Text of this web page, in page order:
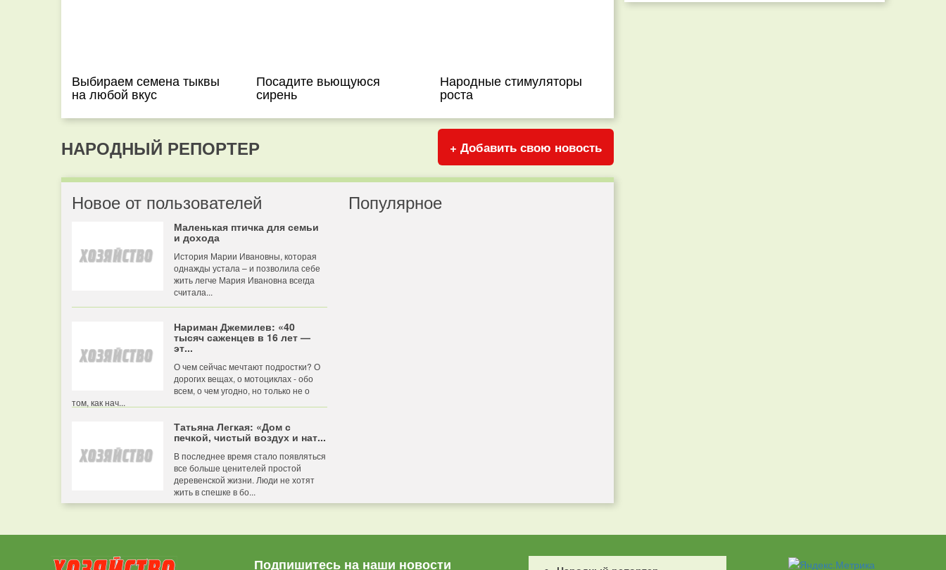
Выбираем семена тыквы
на любой вкус
Посадите вьющуюся
сирень
Народные стимуляторы
роста
НАРОДНЫЙ РЕПОРТЕР + Добавить свою новость
Новое от пользователей
Маленькая птичка для семьи
и дохода
История Марии Ивановны, которая
однажды устала – и позволила себе
жить легче Мария Ивановна всегда
считала...
Нариман Джемилев: «40
тысяч саженцев в 16 лет —
эт...
О чем сейчас мечтают подростки? О
дорогих вещах, о мотоциклах - обо
всем, о чем угодно, но только не о
том, как нач...
Татьяна Легкая: «Дом с
печкой, чистый воздух и нат...
В последнее время стало появляться
все больше ценителей простой
деревенской жизни. Люди не хотят
жить в спешке в бо...
Популярное
Подпишитесь на наши новости